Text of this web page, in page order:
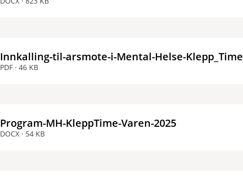
Innkalling-til-arsmote-i-Mental-Helse-Klepp_Time
PDF · 46 KB
Program-MH-KleppTime-Varen-2025
DOCX · 54 KB